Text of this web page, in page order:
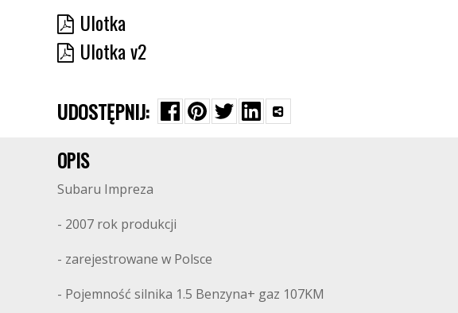
Ulotka
Ulotka v2
UDOSTĘPNIJ:
OPIS
Subaru Impreza
- 2007 rok produkcji
- zarejestrowane w Polsce
- Pojemność silnika 1.5 Benzyna+ gaz 107KM